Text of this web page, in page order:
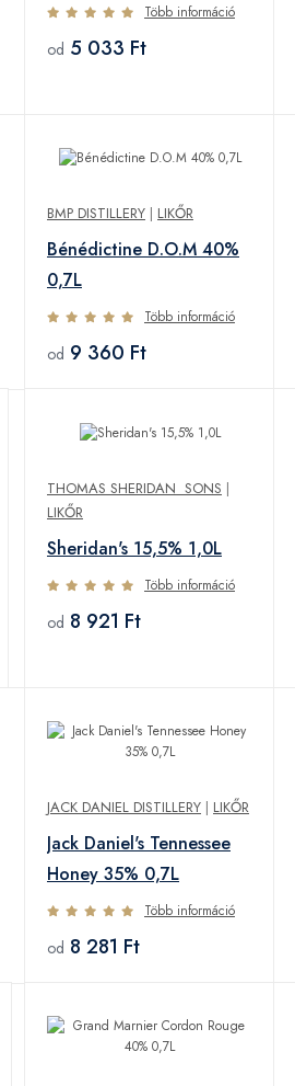
Több információ
od 5 033 Ft
BMP DISTILLERY | LIKŐR
Bénédictine D.O.M 40%
0,7L
Több információ
od 9 360 Ft
THOMAS SHERIDAN SONS |
LIKŐR
Sheridan's 15,5% 1,0L
Több információ
od 8 921 Ft
JACK DANIEL DISTILLERY | LIKŐR
Jack Daniel's Tennessee
Honey 35% 0,7L
Több információ
od 8 281 Ft